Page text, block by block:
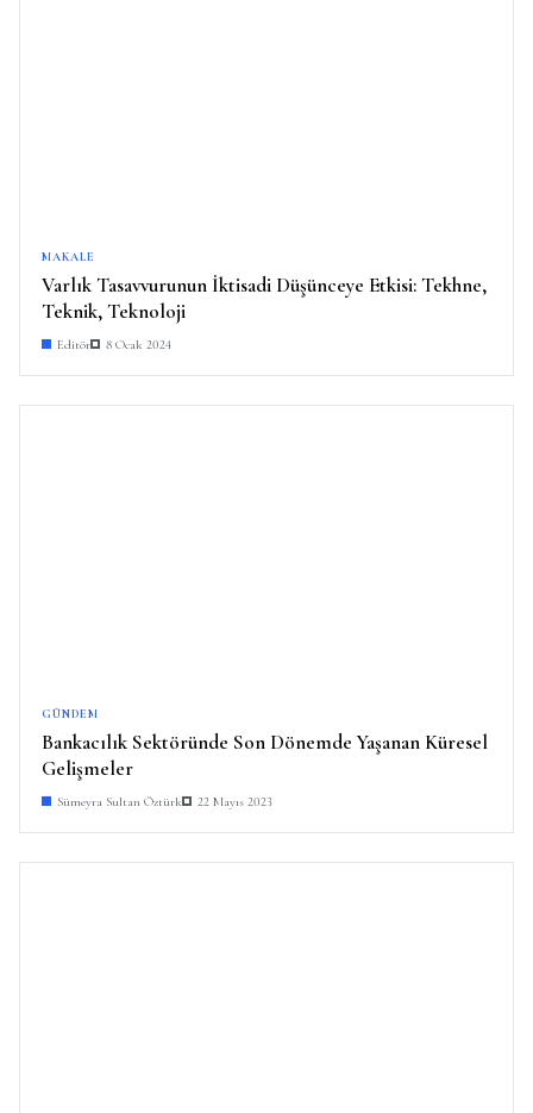
MAKALE
Varlık Tasavvurunun İktisadi Düşünceye Etkisi: Tekhne,
Teknik, Teknoloji
Editör 8 Ocak 2024
GÜNDEM
Bankacılık Sektöründe Son Dönemde Yaşanan Küresel
Gelişmeler
Sümeyra Sultan Öztürk 22 Mayıs 2023